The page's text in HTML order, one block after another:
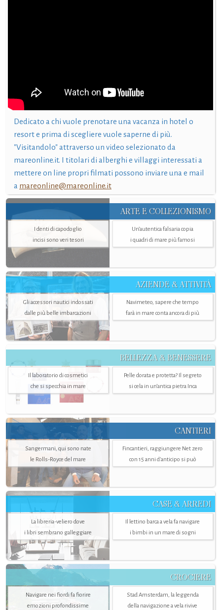
Dedicato a chi vuole prenotare una vacanza in hotel o
resort e prima di scegliere vuole saperne di più.
"Visitandolo" attraverso un video selezionato da
mareonline.it. I titolari di alberghi e villaggi interessati a
mettere on line propri filmati possono inviare una e mail
a mareonline@mareonline.it
ARTE E COLLEZIONISMO
I denti di capodoglio
incisi sono veri tesori
Un’autentica falsaria copia
i quadri di mare più famosi
AZIENDE & ATTIVITÀ
Gli accessori nautici indossati
dalle più belle imbarcazioni
Navimeteo, sapere che tempo
farà in mare conta ancora di più
BELLEZZA & BENESSERE
Il laboratorio di cosmetici
che si specchia in mare
Pelle dorata e protetta? Il segreto
si cela in un’antica pietra Inca
CANTIERI
Sangermani, qui sono nate
le Rolls-Royce del mare
Fincantieri, raggiungere Net zero
con 15 anni d'anticipo si può
CASE & ARREDI
La libreria-veliero dove
i libri sembrano galleggiare
Il lettino barca a vela fa navigare
i bimbi in un mare di sogni
CROCIERE
Navigare nei fiordi fa fiorire
emozioni profondissime
Stad Amsterdam, la leggenda
della navigazione a vela rivive